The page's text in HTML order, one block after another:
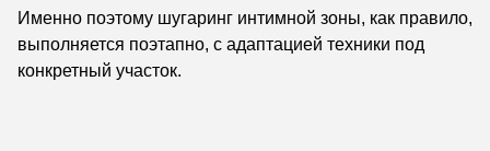
Именно поэтому шугаринг интимной зоны, как правило,
выполняется поэтапно, с адаптацией техники под
конкретный участок.